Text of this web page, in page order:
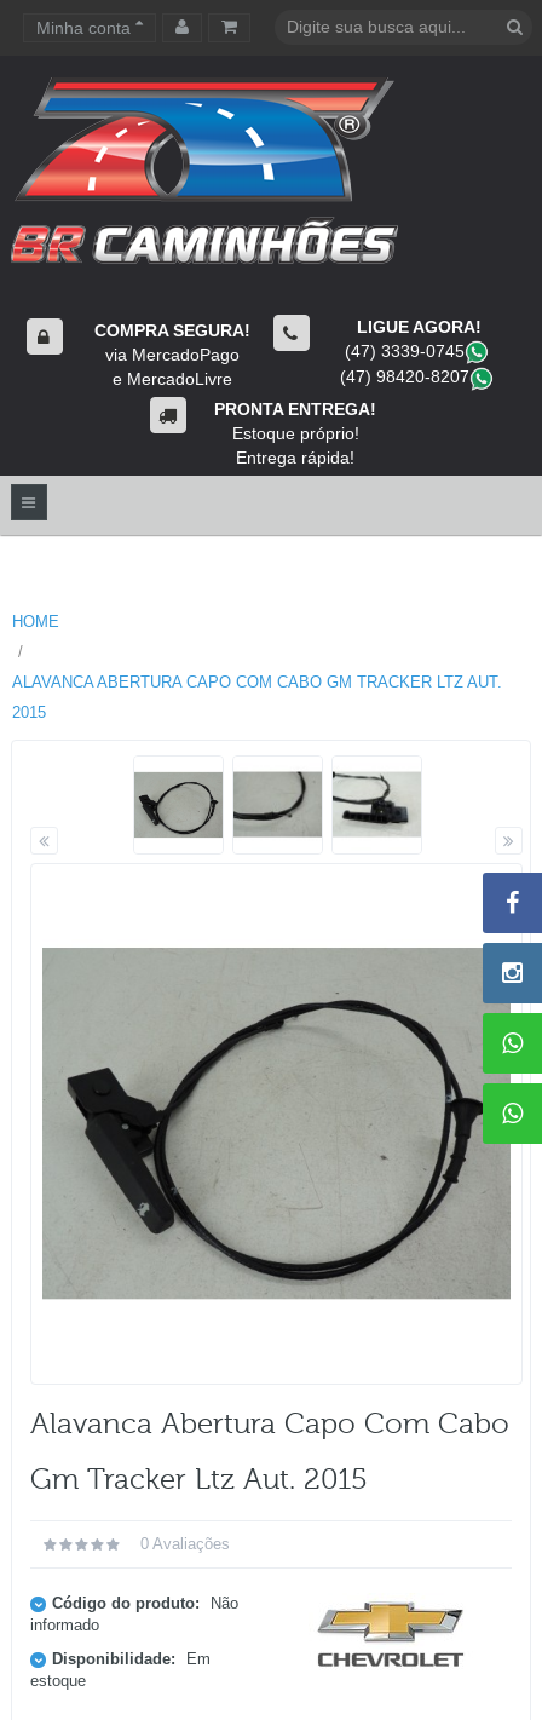
Minha conta
COMPRA SEGURA!
via MercadoPago
e MercadoLivre
LIGUE AGORA!
(47) 3339-0745
(47) 98420-8207
PRONTA ENTREGA!
Estoque próprio!
Entrega rápida!
HOME
ALAVANCA ABERTURA CAPO COM CABO GM TRACKER LTZ AUT.
2015
Alavanca Abertura Capo Com Cabo
Gm Tracker Ltz Aut. 2015
0 Avaliações
Código do produto:
Não
informado
Disponibilidade:
Em
estoque